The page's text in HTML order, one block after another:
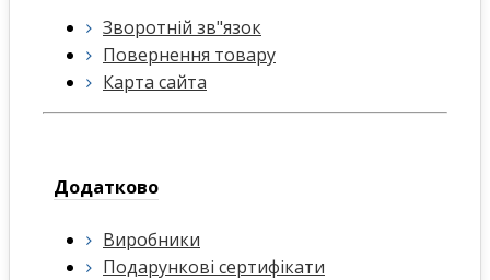
Зворотній зв"язок
Повернення товару
Карта сайта
Додатково
Виробники
Подарункові сертифікати